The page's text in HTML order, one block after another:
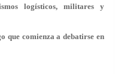
logísticos, militares y
que comienza a debatirse en